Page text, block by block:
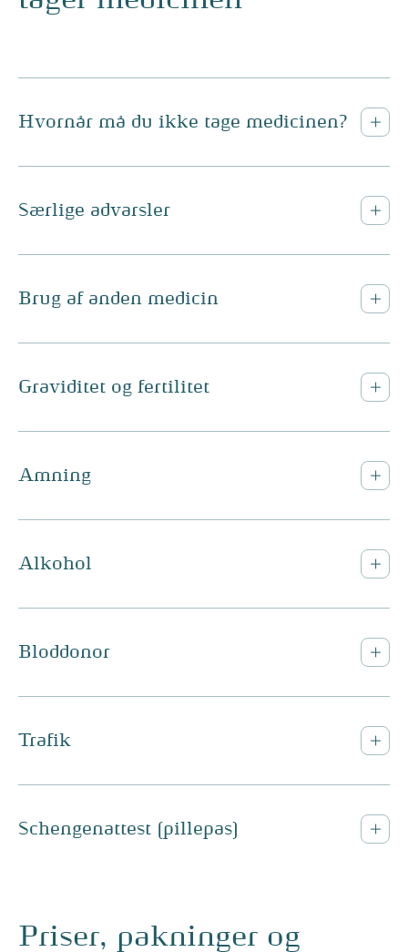
Hvornår må du ikke tage medicinen?
Særlige advarsler
Brug af anden medicin
Graviditet og fertilitet
Amning
Alkohol
Bloddonor
Trafik
Schengenattest (pillepas)
Priser, pakninger og